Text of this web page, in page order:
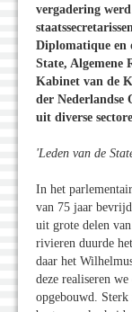
vergadering
Diplomatique en
State, Algemene
Kabinet van de
der Nederlandse
uit diverse
'Leden van de
In het
van 75 jaar
uit grote delen
rivieren duurde
daar het
deze realiseren
opgebouwd. Sterk